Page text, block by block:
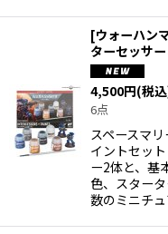
[ウォーハン
ターセッサ
4,500円(税
6点
スペースマ
イントセッ
ー2体と、基
色、スター
数のミニチ